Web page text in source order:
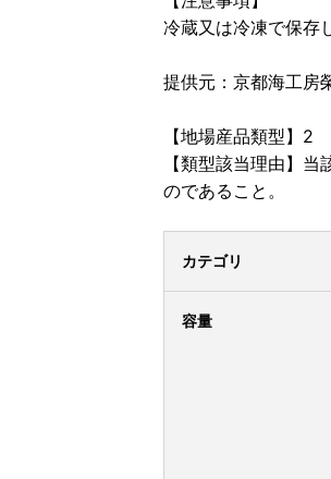
冷蔵又は冷凍で保存
提供元：京都海工房
【地場産品類型】2
【類型該当理由】
のであること。
カテゴリ
容量